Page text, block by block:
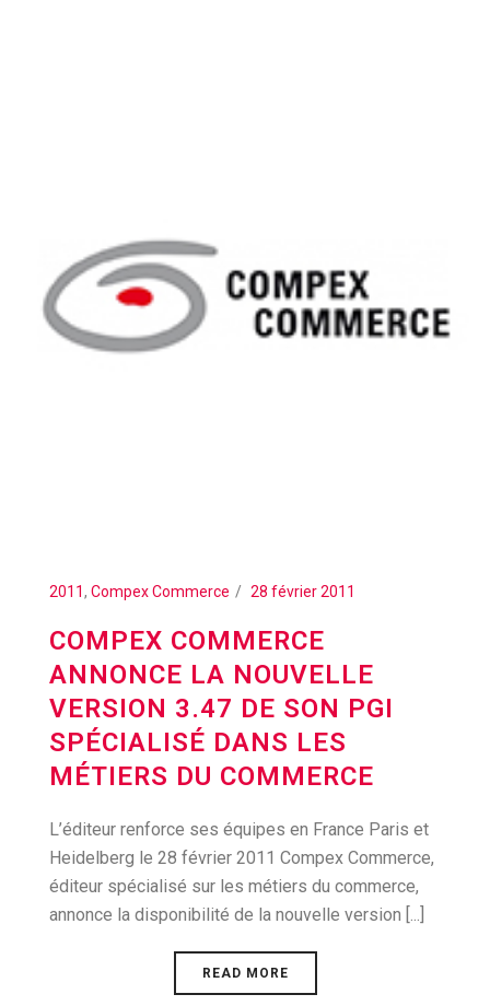
2011, Compex Commerce 28 février 2011
COMPEX COMMERCE
ANNONCE LA NOUVELLE
VERSION 3.47 DE SON PGI
SPÉCIALISÉ DANS LES
MÉTIERS DU COMMERCE
L’éditeur renforce ses équipes en France Paris et
Heidelberg le 28 février 2011 Compex Commerce,
éditeur spécialisé sur les métiers du commerce,
annonce la disponibilité de la nouvelle version [...]
READ MORE